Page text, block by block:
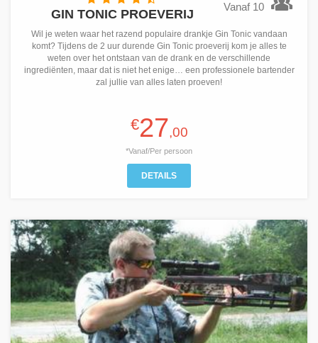
Vanaf 10
GIN TONIC PROEVERIJ
Wil je weten waar het razend populaire drankje Gin Tonic vandaan
komt? Tijdens de 2 uur durende Gin Tonic proeverij kom je alles te
weten over het ontstaan van de drank en de verschillende
ingrediënten, maar dat is niet het enige… een professionele bartender
zal jullie van alles laten proeven!
€27,00
*Vanaf/Per persoon
DETAILS